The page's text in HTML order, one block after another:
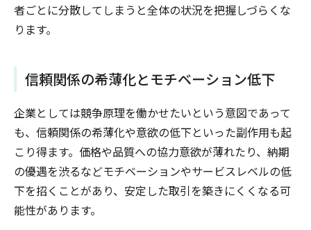
者ごとに分散してしまうと全体の状況を把握しづらくな
ります。
信頼関係の希薄化とモチベーション低下
企業としては競争原理を働かせたいという意図であって
も、信頼関係の希薄化や意欲の低下といった副作用も起
こり得ます。価格や品質への協力意欲が薄れたり、納期
の優遇を渋るなどモチベーションやサービスレベルの低
下を招くことがあり、安定した取引を築きにくくなる可
能性があります。